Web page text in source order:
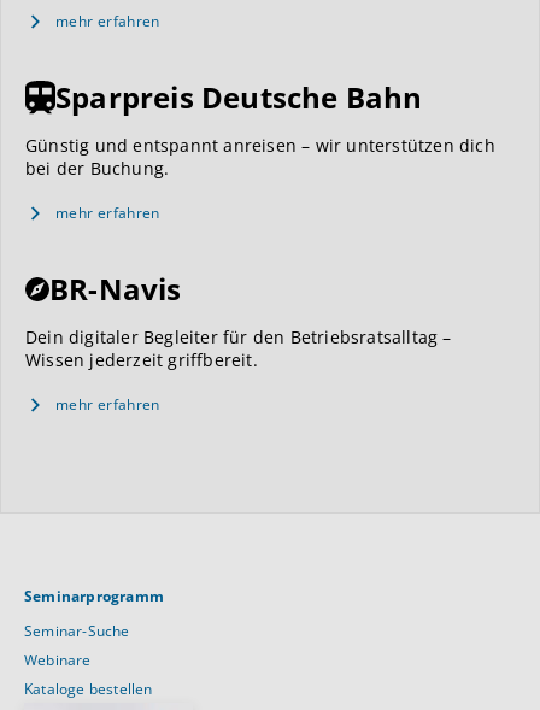
mehr erfahren
Sparpreis Deutsche Bahn
Günstig und entspannt anreisen – wir unterstützen dich
bei der Buchung.
mehr erfahren
BR-Navis
Dein digitaler Begleiter für den Betriebsratsalltag –
Wissen jederzeit griffbereit.
mehr erfahren
Seminarprogramm
Seminar-Suche
Webinare
Kataloge bestellen